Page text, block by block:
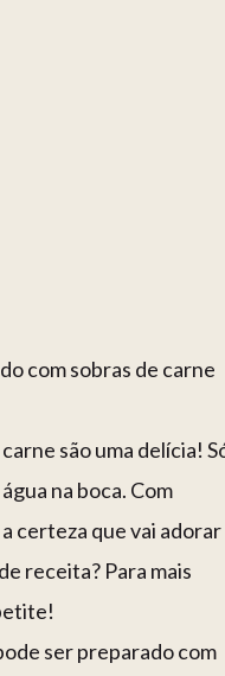
com sobras de carne
são uma delícia!
na boca. Com
certeza que vai adorar
receita? Para mais
ser preparado com